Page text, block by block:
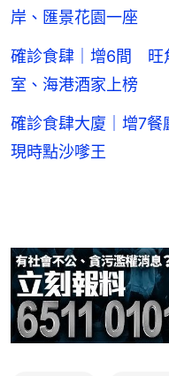
岸、匯景花園一座
確診食肆｜增6間 旺
室、海港酒家上榜
確診食肆大廈｜增7
現時點沙嗲王